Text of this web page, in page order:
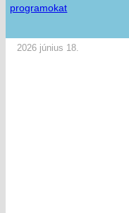
programokat
2026 június 18.